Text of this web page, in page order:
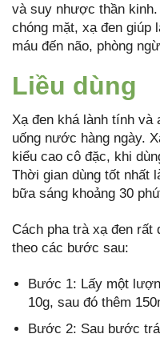
và suy nhược thần
chóng mặt, xạ đen giúp
máu đến não, phòng
Liều dùng
Xạ đen khá lành tính và
uống nước hàng ngày.
kiểu cao cô đặc, khi
Thời gian dùng tốt nhất
bữa sáng khoảng 30
Cách pha trà xạ đen rất
theo các bước sau:
Bước 1: Lấy một
10g, sau đó thêm
Bước 2: Sau bước